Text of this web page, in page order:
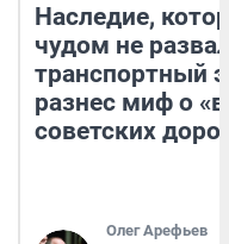
Наследие,
чудом не
транспортный
разнес миф о
советских
Олег Арефьев